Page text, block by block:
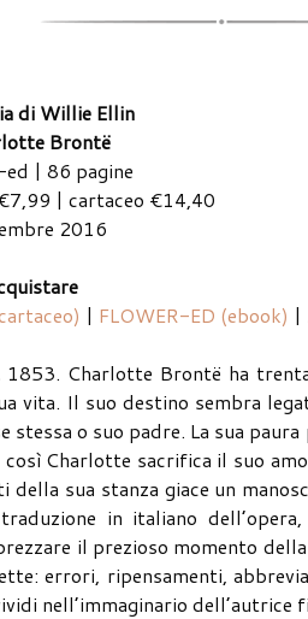
di Willie Ellin
Brontë
| 86 pagine
| cartaceo €14,40
2016
| FLOWER-ED (ebook) |
1853. Charlotte Brontë ha
vita. Il suo destino sembra
stessa o suo padre. La sua
così Charlotte sacrifica il suo
della sua stanza giace un
in italiano
il prezioso momento
errori, ripensamenti,
nell’immaginario dell’autrice